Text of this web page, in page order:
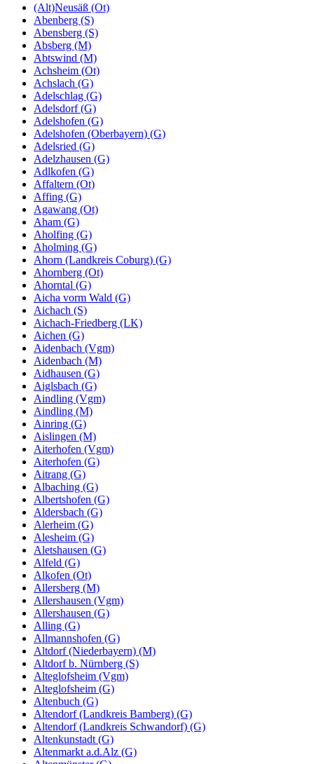
(Alt)Neusäß (Ot)
Abenberg (S)
Abensberg (S)
Absberg (M)
Abtswind (M)
Achsheim (Ot)
Achslach (G)
Adelschlag (G)
Adelsdorf (G)
Adelshofen (G)
Adelshofen (Oberbayern) (G)
Adelsried (G)
Adelzhausen (G)
Adlkofen (G)
Affaltern (Ot)
Affing (G)
Agawang (Ot)
Aham (G)
Aholfing (G)
Aholming (G)
Ahorn (Landkreis Coburg) (G)
Ahornberg (Ot)
Ahorntal (G)
Aicha vorm Wald (G)
Aichach (S)
Aichach-Friedberg (LK)
Aichen (G)
Aidenbach (Vgm)
Aidenbach (M)
Aidhausen (G)
Aiglsbach (G)
Aindling (Vgm)
Aindling (M)
Ainring (G)
Aislingen (M)
Aiterhofen (Vgm)
Aiterhofen (G)
Aitrang (G)
Albaching (G)
Albertshofen (G)
Aldersbach (G)
Alerheim (G)
Alesheim (G)
Aletshausen (G)
Alfeld (G)
Alkofen (Ot)
Allersberg (M)
Allershausen (Vgm)
Allershausen (G)
Alling (G)
Allmannshofen (G)
Altdorf (Niederbayern) (M)
Altdorf b. Nürnberg (S)
Alteglofsheim (Vgm)
Alteglofsheim (G)
Altenbuch (G)
Altendorf (Landkreis Bamberg) (G)
Altendorf (Landkreis Schwandorf) (G)
Altenkunstadt (G)
Altenmarkt a.d.Alz (G)